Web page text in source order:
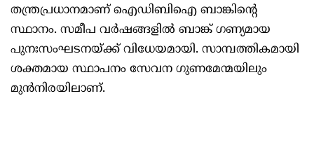
തന്ത്രപ്രധാനമാണ് ഐഡിബിഐ ബാങ്കിന്റെ
സ്ഥാനം. സമീപ വര്‍ഷങ്ങളില്‍ ബാങ്ക് ഗണ്യമായ
പുനഃസംഘടനയ്ക്ക് വിധേയമായി. സാമ്പത്തികമായി
ശക്തമായ സ്ഥാപനം സേവന ഗുണമേന്മയിലും
മുന്‍നിരയിലാണ്.